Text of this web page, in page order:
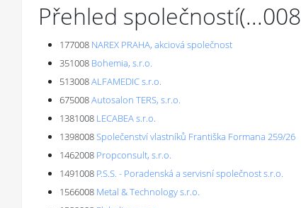
Přehled společností(...008
177008 NAREX PRAHA, akciová společnost
351008 Bohemia, s.r.o.
513008ALFAMEDIC s.r.o.
675008Autosalon TERS, s.r.o.
1381008 LECABEA s.r.o.
1398008Společenství vlastníků Františka Formana 259/26
1462008 Propconsult, s.r.o.
1491008 P.S.S. - Poradenská a servisní společnost s.r.o.
1566008 Metal & Technology s.r.o.